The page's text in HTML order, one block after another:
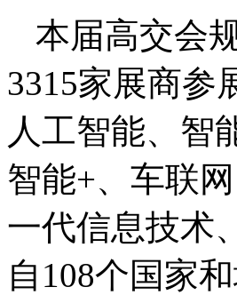
本届高交会
3315家展商参
人工智能、智
智能+、车联
一代信息技术
自108个国家